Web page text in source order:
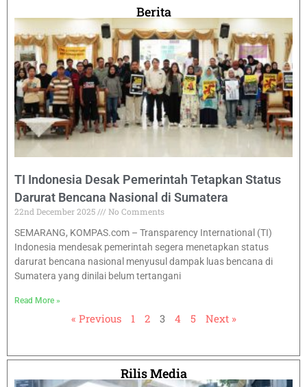
Berita
TI Indonesia Desak Pemerintah Tetapkan Status
Darurat Bencana Nasional di Sumatera
22nd December 2025
No Comments
SEMARANG, KOMPAS.com – Transparency International (TI)
Indonesia mendesak pemerintah segera menetapkan status
darurat bencana nasional menyusul dampak luas bencana di
Sumatera yang dinilai belum tertangani
Read More »
« Previous 1 2 3 4 5 Next »
Rilis Media